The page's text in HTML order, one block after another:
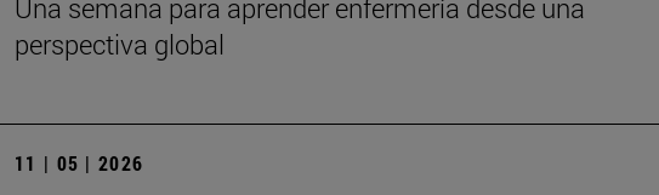
Una semana para aprender enfermería desde una
perspectiva global
11 | 05 | 2026